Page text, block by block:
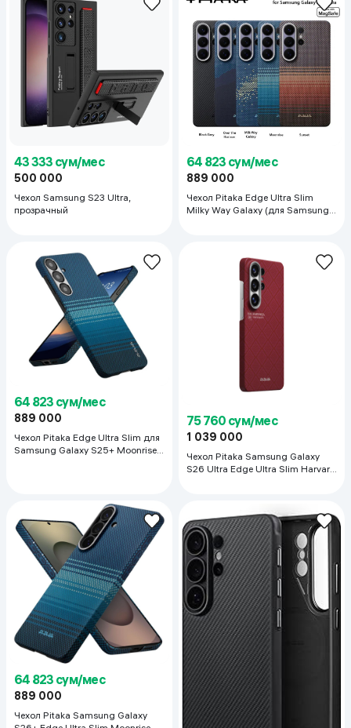
43 333 сум/мес
500 000
Чехол Samsung S23 Ultra,
прозрачный
64 823 сум/мес
889 000
Чехол Pitaka Edge Ultra Slim
Milky Way Galaxy (для Samsung
64 823 сум/мес
889 000
Чехол Pitaka Edge Ultra Slim для
Samsung Galaxy S25+ Moonrise,
75 760 сум/мес
1 039 000
Чехол Pitaka Samsung Galaxy
S26 Ultra Edge Ultra Slim Harvard
64 823 сум/мес
889 000
Чехол Pitaka Samsung Galaxy